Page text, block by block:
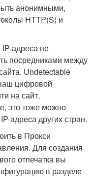
анонимными,
HTTP(S) и
адреса не
посредниками между
Undetectable
цифровой
на сайт,
это тоже можно
адреса других стран.
в Прокси
Для создания
отпечатка вы
в разделе